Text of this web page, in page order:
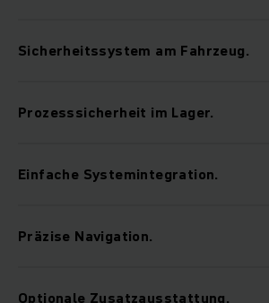
Sicherheitssystem am Fahrzeug.
Prozesssicherheit im Lager.
Einfache Systemintegration.
Präzise Navigation.
Optionale Zusatzausstattung.